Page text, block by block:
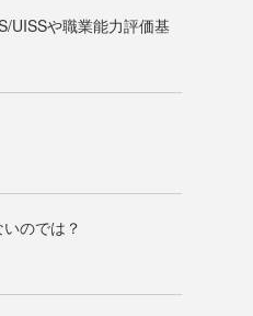
UISSや職業能力評価基
のでは？